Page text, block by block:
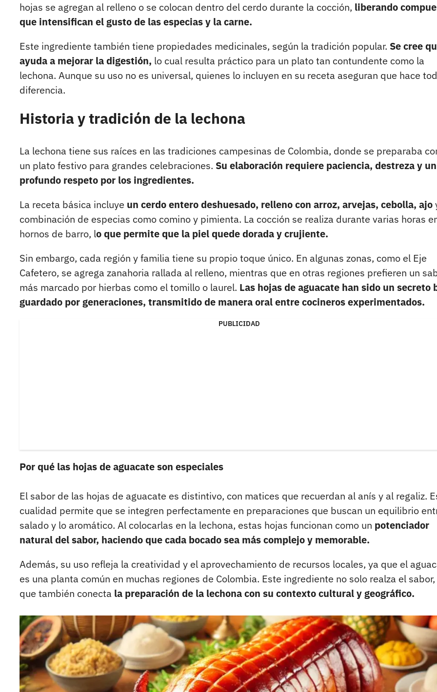
hojas se agregan al relleno o se colocan dentro del cerdo durante la cocción, liberando
que intensifican el gusto de las especias y la carne.
Este ingrediente también tiene propiedades medicinales, según la tradición popular. Se cree
ayuda a mejorar la digestión, lo cual resulta práctico para un plato tan contundente como la
lechona. Aunque su uso no es universal, quienes lo incluyen en su receta aseguran que hace
diferencia.
Historia y tradición de la lechona
La lechona tiene sus raíces en las tradiciones campesinas de Colombia, donde se preparaba
un plato festivo para grandes celebraciones. Su elaboración requiere paciencia, destreza y un
profundo respeto por los ingredientes.
La receta básica incluye un cerdo entero deshuesado, relleno con arroz, arvejas, cebolla, ajo
combinación de especias como comino y pimienta. La cocción se realiza durante varias horas
hornos de barro, lo que permite que la piel quede dorada y crujiente.
Sin embargo, cada región y familia tiene su propio toque único. En algunas zonas, como el Eje
Cafetero, se agrega zanahoria rallada al relleno, mientras que en otras regiones prefieren un
más marcado por hierbas como el tomillo o laurel. Las hojas de aguacate han sido un secreto
guardado por generaciones, transmitido de manera oral entre cocineros experimentados.
PUBLICIDAD
Por qué las hojas de aguacate son especiales
El sabor de las hojas de aguacate es distintivo, con matices que recuerdan al anís y al regaliz.
cualidad permite que se integren perfectamente en preparaciones que buscan un equilibrio
salado y lo aromático. Al colocarlas en la lechona, estas hojas funcionan como un potenciador
natural del sabor, haciendo que cada bocado sea más complejo y memorable.
Además, su uso refleja la creatividad y el aprovechamiento de recursos locales, ya que el
es una planta común en muchas regiones de Colombia. Este ingrediente no solo realza el
que también conecta la preparación de la lechona con su contexto cultural y geográfico.